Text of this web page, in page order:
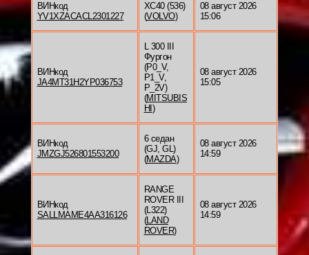
ВИНкод
YV1XZACACL2301227
XC40 (536)
(VOLVO)
08 август 2026
15:06
ВИНкод
JA4MT31H2YP036753
L 300 III
Фургон
(P0_V,
P1_V,
P_2V)
(MITSUBIS
HI )
08 август 2026
15:05
ВИНкод
JMZGJ526801553200
6 седан
(GJ, GL)
(MAZDA)
08 август 2026
14:59
ВИНкод
SALLMAME4AA316126
RANGE
ROVER III
(L322)
(LAND
ROVER)
08 август 2026
14:59